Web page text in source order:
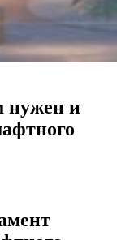
нужен и